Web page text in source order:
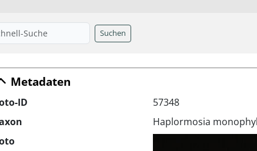
Suchen
Metadaten
ID
57348
Haplormosia